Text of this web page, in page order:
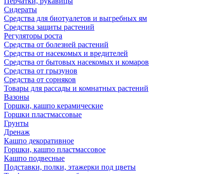
Сидераты
Средства для биотуалетов и выгребных ям
Средства защиты растений
Регуляторы роста
Средства от болезней растений
Средства от насекомых и вредителей
Средства от бытовых насекомых и комаров
Средства от грызунов
Средства от сорняков
Товары для рассады и комнатных растений
Вазоны
Горшки, кашпо керамические
Горшки пластмассовые
Грунты
Дренаж
Кашпо декоративное
Горшки, кашпо пластмассовое
Кашпо подвесные
Подставки, полки, этажерки под цветы